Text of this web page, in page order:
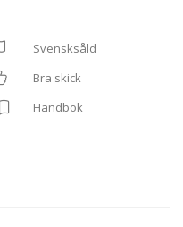
Svensksåld
Bra skick
Handbok